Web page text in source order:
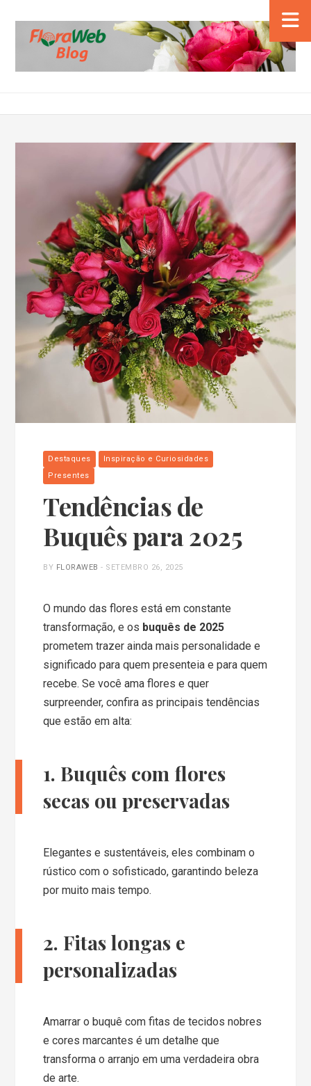
Destaques
Inspiração e Curiosidades
Presentes
Tendências de
Buquês para 2025
BY FLORAWEB - SETEMBRO 26, 2025
O mundo das flores está em constante
transformação, e os buquês de 2025
prometem trazer ainda mais personalidade e
significado para quem presenteia e para quem
recebe. Se você ama flores e quer
surpreender, confira as principais tendências
que estão em alta:
1. Buquês com flores
secas ou preservadas
Elegantes e sustentáveis, eles combinam o
rústico com o sofisticado, garantindo beleza
por muito mais tempo.
2. Fitas longas e
personalizadas
Amarrar o buquê com fitas de tecidos nobres
e cores marcantes é um detalhe que
transforma o arranjo em uma verdadeira obra
de arte.